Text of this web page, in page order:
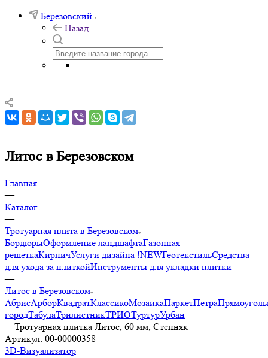
Березовский
Назад
Литос в Березовском
Главная
—
Каталог
—
Тротуарная плита в Березовском
БордюрыОформление ландшафтаГазонная
решеткаКирпичУслуги дизайна !NEWГеотекстильСредства
для ухода за плиткойИнструменты для укладки плитки
—
Литос в Березовском
АбрисАрборКвадратКлассикоМозаикаПаркетПетра
городТабулаТрилистникТРИОТуртурУрбан
—Тротуарная плитка Литос, 60 мм, Степняк
Артикул: 00-00000358
3D-Визуализатор